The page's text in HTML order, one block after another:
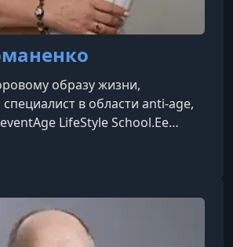
образу жизни,
в области anti-age,
LifeStyle School.Ее
в сфере немедикаментозного
вам в короткие сроки